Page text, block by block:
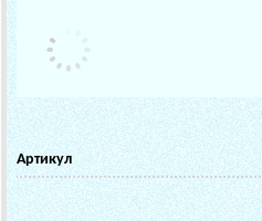
Артикул